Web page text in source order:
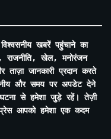
खबरें पहुंचाने का
राजनीति, खेल, मनोरंजन
ताज़ा जानकारी प्रदान करते
और समय पर अपडेट देने
घटना से हमेशा जुड़े रहें। तेज़ी
आपको हमेशा एक कदम